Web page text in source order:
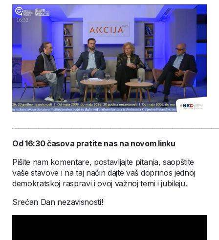
Od 16:30 časova pratite nas na novom linku
Pišite nam komentare, postavljajte pitanja, saopštite
vaše stavove i na taj način dajte vaš doprinos jednoj
demokratskoj raspravi i ovoj važnoj temi i jubileju.
Srećan Dan nezavisnosti!